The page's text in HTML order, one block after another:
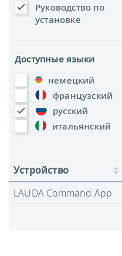
Руководство по
установке
Доступные языки
немецкий
французский
русский
итальянский
Устройство
LAUDA Command App